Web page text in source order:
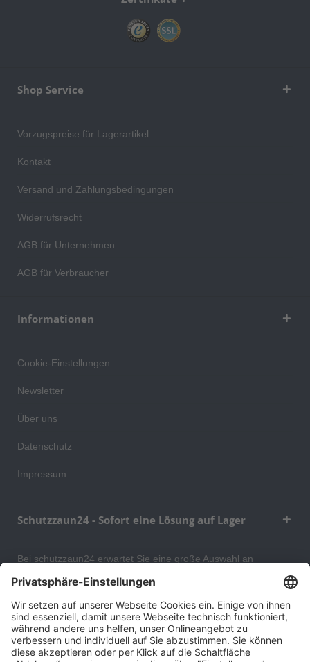
Shop Service
Vorzugspreise für Lagerartikel
Kontakt
Versand und Zahlungsbedingungen
Widerrufsrecht
AGB für Unternehmen
AGB für Verbraucher
Informationen
Cookie-Einstellungen
Newsletter
Über uns
Datenschutz
Impressum
Schutzzaun24 - Sofort eine Lösung auf Lager
Bei schutzzaun24 erwartet Sie eine große Auswahl an
Schutzgittern, Schutzeinrichtungen, Absturzsicherungen und
auch Ihr Wohngebäude optimal organisieren und sichern
können. An unserem Versandlager bevorraten wir ein großes
Sortiment von Lagerartikeln, welche innerhalb von 48 Stunden